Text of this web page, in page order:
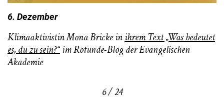
6. Dezember
Klimaaktivistin Mona Bricke inihrem Text „Was bedeutet
es, du zu sein?“im Rotunde-Blog der Evangelischen
Akademie
6 / 24